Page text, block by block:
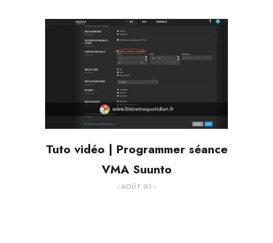
Tuto vidéo | Programmer séance
VMA Suunto
AOÛT 01